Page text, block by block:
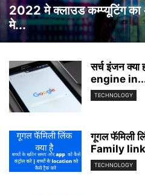
2022 मे क्लाउड कम्प्यूटिंग
मे...
सर्च इंजन
engine
TECHNOLOGY
गूगल फॅमिली
Family
TECHNOLOGY